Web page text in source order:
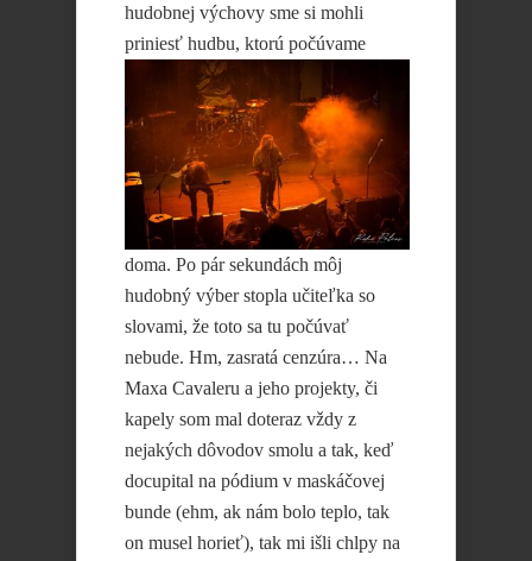
hudobnej výchovy sme si mohli
priniesť hudbu, ktorú počúvame
doma. Po pár sekundách môj
hudobný výber stopla učiteľka so
slovami, že toto sa tu počúvať
nebude. Hm, zasratá cenzúra… Na
Maxa Cavaleru a jeho projekty, či
kapely som mal doteraz vždy z
nejakých dôvodov smolu a tak, keď
docupital na pódium v maskáčovej
bunde (ehm, ak nám bolo teplo, tak
on musel horieť), tak mi išli chlpy na